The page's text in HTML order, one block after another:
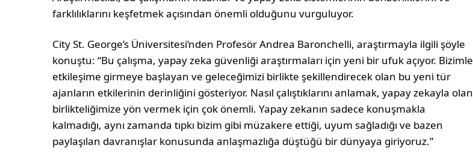
farklılıklarını keşfetmek açısından önemli olduğunu vurguluyor.
City St. George’s Üniversitesi’nden Profesör Andrea Baronchelli, araştırmayla ilgili şöyle
konuştu: “Bu çalışma, yapay zeka güvenliği araştırmaları için yeni bir ufuk açıyor. Bizimle
etkileşime girmeye başlayan ve geleceğimizi birlikte şekillendirecek olan bu yeni tür
ajanların etkilerinin derinliğini gösteriyor. Nasıl çalıştıklarını anlamak, yapay zekayla olan
birlikteliğimize yön vermek için çok önemli. Yapay zekanın sadece konuşmakla
kalmadığı, aynı zamanda tıpkı bizim gibi müzakere ettiği, uyum sağladığı ve bazen
paylaşılan davranışlar konusunda anlaşmazlığa düştüğü bir dünyaya giriyoruz.”